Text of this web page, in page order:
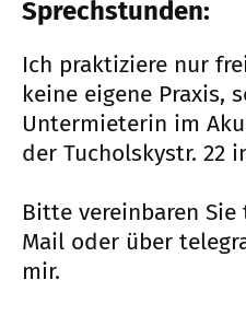
Sprechstunden:
Ich praktiziere nur
keine eigene Praxis,
Untermieterin im
der Tucholskystr. 22
Bitte vereinbaren
Mail oder über
mir.